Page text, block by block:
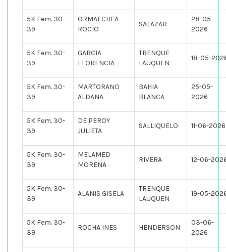
5K Fem. 30-
39
ORMAECHEA
ROCIO
SALAZAR
28-05-
2026
5K Fem. 30-
39
GARCIA
FLORENCIA
TRENQUE
LAUQUEN
18-05-
5K Fem. 30-
39
MARTORANO
ALDANA
BAHIA
BLANCA
25-05-
2026
5K Fem. 30-
39
DE PEROY
JULIETA
SALLIQUELO 11-06-2026
5K Fem. 30-
39
MELAMED
MORENA
RIVERA 12-06-
5K Fem. 30-
39
ALANIS GISELA
TRENQUE
LAUQUEN
19-05-
5K Fem. 30-
39
ROCHA INES HENDERSON
03-06-
2026